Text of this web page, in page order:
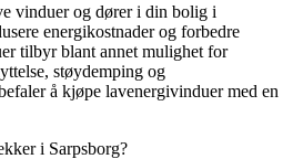
vinduer og dører i din bolig i
energikostnader og forbedre
tilbyr blant annet mulighet for
støydemping og
å kjøpe lavenergivinduer med en
i Sarpsborg?